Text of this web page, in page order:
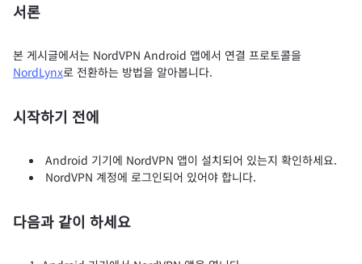
서론
본 게시글에서는 NordVPN Android 앱에서 연결 프로토콜을
NordLynx로 전환하는 방법을 알아봅니다.
시작하기 전에
Android 기기에 NordVPN 앱이 설치되어 있는지 확인하세요.
NordVPN 계정에 로그인되어 있어야 합니다.
다음과 같이 하세요